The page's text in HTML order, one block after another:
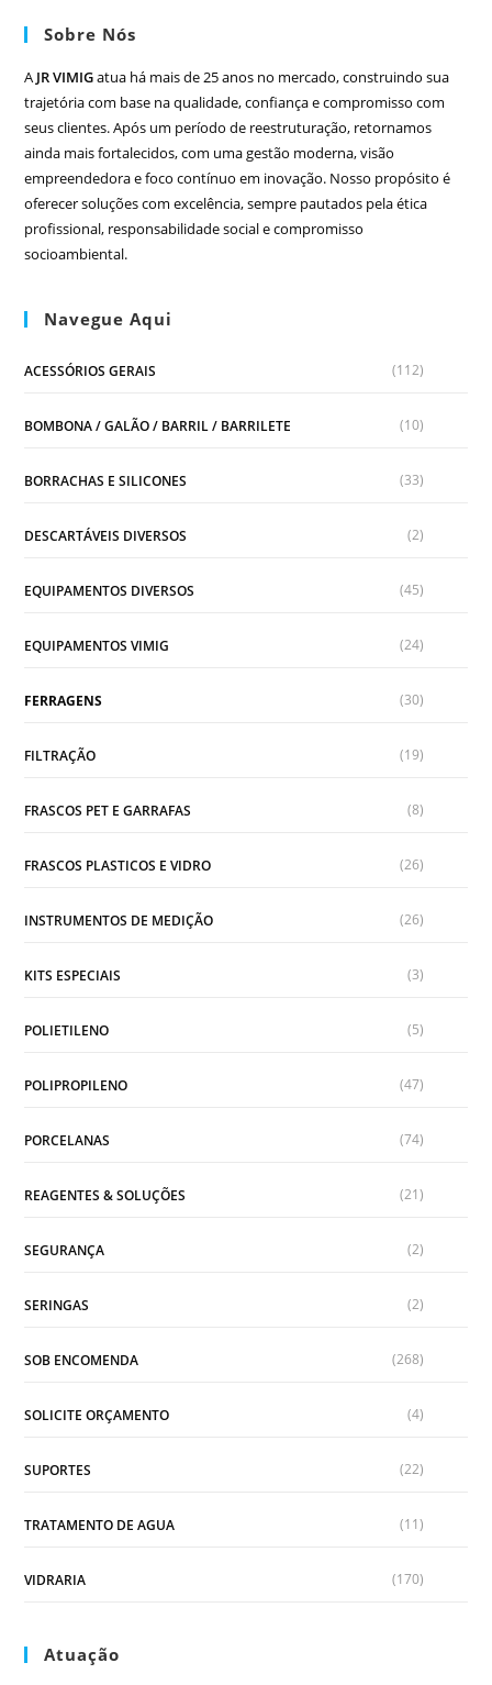
Sobre Nós
A JR VIMIGatua há mais de 25 anos no mercado, construindo sua
trajetória com base na qualidade, confiança e compromisso com
seus clientes. Após um período de reestruturação, retornamos
ainda mais fortalecidos, com uma gestão moderna, visão
empreendedora e foco contínuo em inovação. Nosso propósito é
oferecer soluções com excelência, sempre pautados pela ética
profissional, responsabilidade social e compromisso
socioambiental.
Navegue Aqui
ACESSÓRIOS GERAIS (112)
BOMBONA / GALÃO / BARRIL / BARRILETE (10)
BORRACHAS E SILICONES (33)
DESCARTÁVEIS DIVERSOS (2)
EQUIPAMENTOS DIVERSOS (45)
EQUIPAMENTOS VIMIG (24)
FERRAGENS (30)
FILTRAÇÃO (19)
FRASCOS PET E GARRAFAS (8)
FRASCOS PLASTICOS E VIDRO (26)
INSTRUMENTOS DE MEDIÇÃO (26)
KITS ESPECIAIS (3)
POLIETILENO (5)
POLIPROPILENO (47)
PORCELANAS (74)
REAGENTES & SOLUÇÕES (21)
SEGURANÇA (2)
SERINGAS (2)
SOB ENCOMENDA (268)
SOLICITE ORÇAMENTO (4)
SUPORTES (22)
TRATAMENTO DE AGUA (11)
VIDRARIA (170)
Atuação